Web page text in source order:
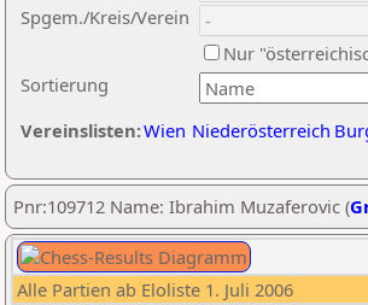
Sortierung
Spgem./Kreis/Verein
Nur
Vereinslisten:Wien Niederösterreich
Pnr:109712 Name: Ibrahim Muzaferovic (
Alle Partien ab Eloliste 1. Juli 2006